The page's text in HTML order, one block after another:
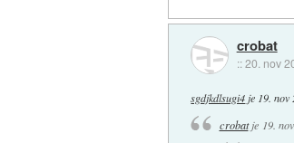
crobat
::20. nov
sgdjkdlsugi4 je 19.
crobatje 19.